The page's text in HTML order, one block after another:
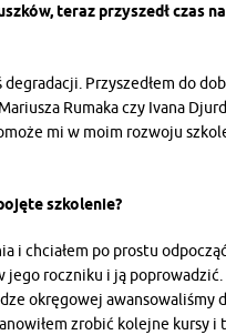
teraz przyszedł czas
Przyszedłem do
Rumaka czy Ivana
mi w moim rozwoju
szkolenie?
i chciałem po prostu
jego roczniku i ją poprowadzić.
okręgowej awansowaliśmy
zrobić kolejne kursy i